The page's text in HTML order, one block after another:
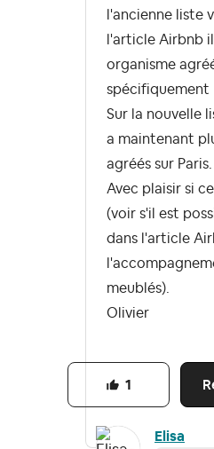
l'ancienne liste
l'article Airbnb
organisme
spécifiquement
Sur la nouvelle
a maintenant
agréés sur Paris.
Avec plaisir si
(voir s'il est
dans l'article
meublés).
Olivier
1
Elisa